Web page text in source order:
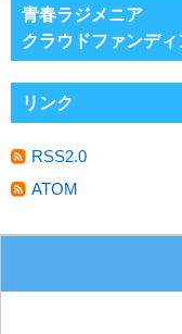
青春ラジメニア
クラウドファンデ
リンク
RSS2.0
ATOM